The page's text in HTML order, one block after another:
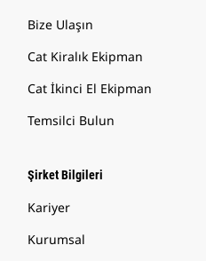
Bize Ulaşın
Cat Kiralık Ekipman
Cat İkinci El Ekipman
Temsilci Bulun
Şirket Bilgileri
Kariyer
Kurumsal